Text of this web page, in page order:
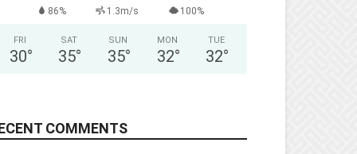
86% 1.3m/s 100%
FRI
30°
SAT
35°
SUN
35°
MON
32°
TUE
32°
COMMENTS